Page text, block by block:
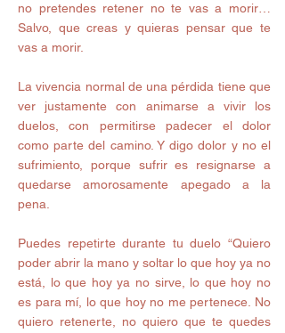
no pretendes retener no te vas a morir…
Salvo, que creas y quieras pensar que te
vas a morir.
La vivencia normal de una pérdida tiene que
ver justamente con animarse a vivir los
duelos, con permitirse padecer el dolor
como parte del camino. Y digo dolor y no el
sufrimiento, porque sufrir es resignarse a
quedarse amorosamente apegado a la
pena.
Puedes repetirte durante tu duelo “Quiero
poder abrir la mano y soltar lo que hoy ya no
está, lo que hoy ya no sirve, lo que hoy no
es para mí, lo que hoy no me pertenece. No
quiero retenerte, no quiero que te quedes